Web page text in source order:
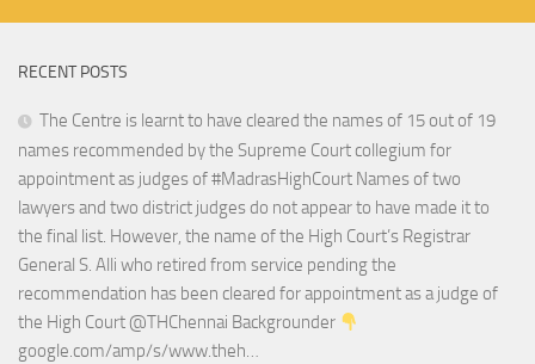
RECENT POSTS
The Centre is learnt to have cleared the names of 15 out of 19
names recommended by the Supreme Court collegium for
appointment as judges of #MadrasHighCourt Names of two
lawyers and two district judges do not appear to have made it to
the final list. However, the name of the High Court’s Registrar
General S. Alli who retired from service pending the
recommendation has been cleared for appointment as a judge of
the High Court @THChennai Backgrounder
google.com/amp/s/www.theh…